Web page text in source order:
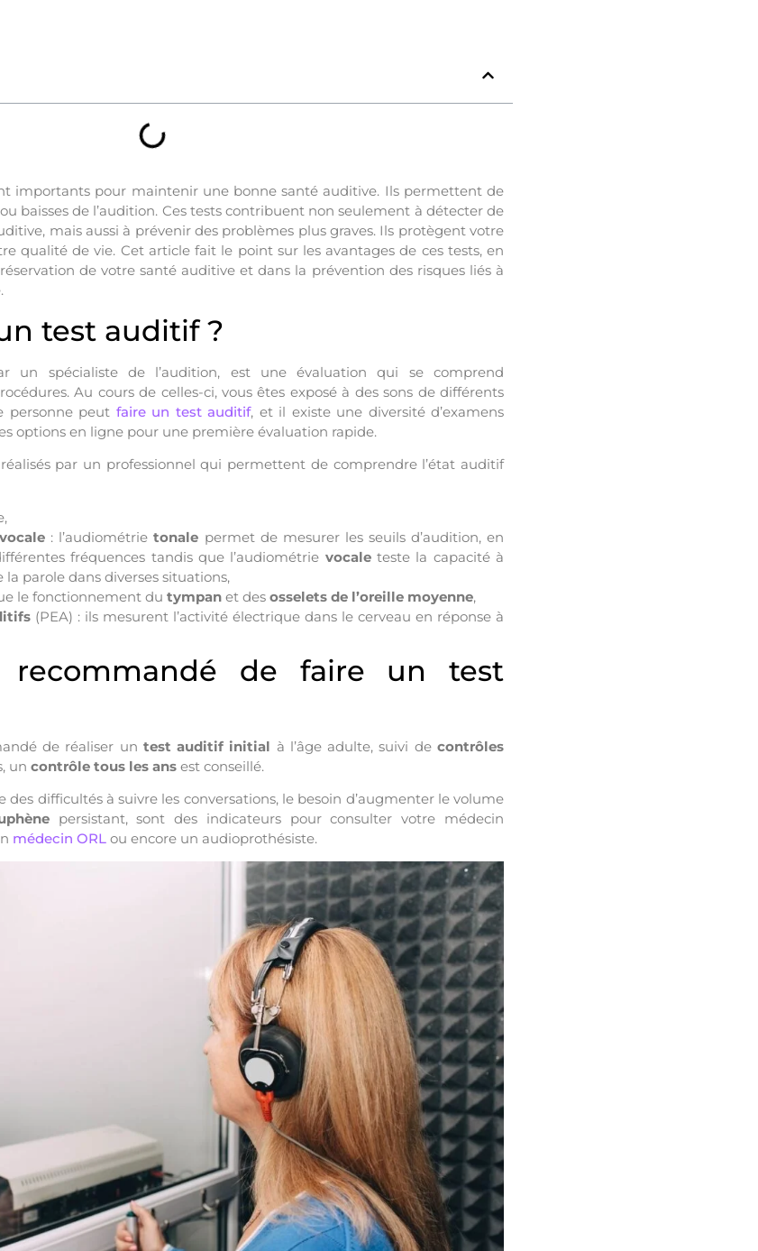
importants pour maintenir une bonne santé auditive. Ils permettent de
baisses de l’audition. Ces tests contribuent non seulement à détecter de
mais aussi à prévenir des problèmes plus graves. Ils protègent votre
qualité de vie. Cet article fait le point sur les avantages de ces tests, en
de votre santé auditive et dans la prévention des risques liés à
test auditif ?
un spécialiste de l’audition, est une évaluation qui se comprend
Au cours de celles-ci, vous êtes exposé à des sons de différents
personne peut faire un test auditif, et il existe une diversité d’examens
options en ligne pour une première évaluation rapide.
réalisés par un professionnel qui permettent de comprendre l’état auditif
: l’audiométrietonale permet de mesurer les seuils d’audition, en
fréquences tandis que l’audiométrie vocaleteste la capacité à
parole dans diverses situations,
le fonctionnement du tympan et des osselets de l’oreille moyenne,
(PEA) : ils mesurent l’activité électrique dans le cerveau en réponse à
recommandé de faire un test
de réaliser un test auditif initial à l’âge adulte, suivi decontrôles
un contrôle tous les ans est conseillé.
des difficultés à suivre les conversations, le besoin d’augmenter le volume
persistant, sont des indicateurs pour consulter votre médecin
médecin ORL ou encore un audioprothésiste.